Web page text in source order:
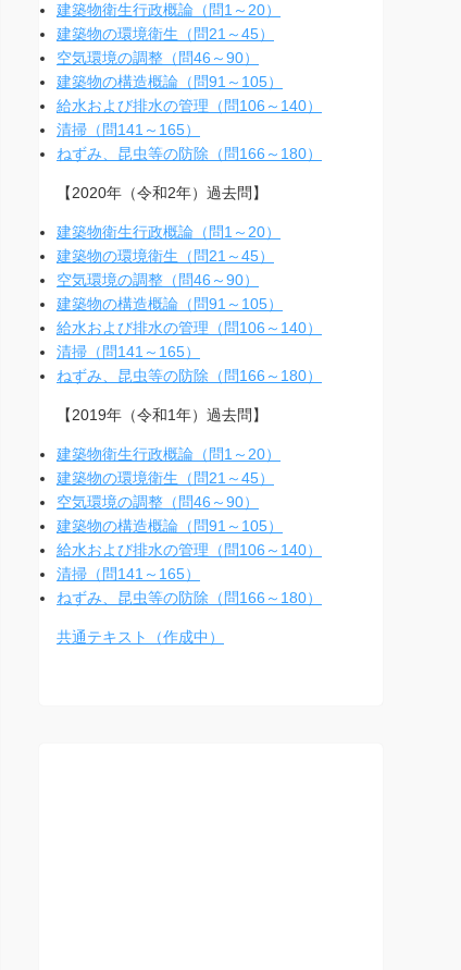
建築物衛生行政概論（問1～20）
建築物の環境衛生（問21～45）
空気環境の調整（問46～90）
建築物の構造概論（問91～105）
給水および排水の管理（問106～140）
清掃（問141～165）
ねずみ、昆虫等の防除（問166～180）
【2020年（令和2年）過去問】
建築物衛生行政概論（問1～20）
建築物の環境衛生（問21～45）
空気環境の調整（問46～90）
建築物の構造概論（問91～105）
給水および排水の管理（問106～140）
清掃（問141～165）
ねずみ、昆虫等の防除（問166～180）
【2019年（令和1年）過去問】
建築物衛生行政概論（問1～20）
建築物の環境衛生（問21～45）
空気環境の調整（問46～90）
建築物の構造概論（問91～105）
給水および排水の管理（問106～140）
清掃（問141～165）
ねずみ、昆虫等の防除（問166～180）
共通テキスト（作成中）